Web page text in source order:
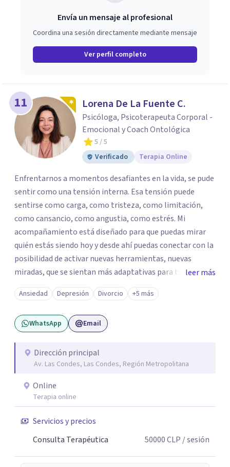
Envía un mensaje al profesional
Coordina una sesión directamente mediante mensaje
Ver perfil completo
11 Lorena De La Fuente C.
Psicóloga, Psicoterapeuta Corporal -
Emocional y Coach Ontológica
5 / 5
Verificado
Terapia Online
Enfrentarnos a momentos desafiantes en la vida, se pude
sentir como una tensión interna. Esa tensión puede
sentirse como carga, como tristeza, como limitación,
como cansancio, como angustia, como estrés. Mi
acompañamiento está diseñado para que puedas mirar
quién estás siendo hoy y desde ahí puedas conectar con la
posibilidad de activar nuevas herramientas, nuevas
miradas, que se sientan más adaptativas para ti y para la
forma en la que quieres vivir todos los ámbitos de tu vida.
Así también, para que puedas recordar tu valor interior,
para que logres re conocerte y confiar en tus talentos y
dar pasos firmes hacia los cambios que deseas tanto en el
Fuente, Psicóloga, Psicoterapeuta Corporal - Emocional
y Coach Ontológica y estoy disponible para acompañarte
juntos hacia el futuro que deseas.
leer más
Ansiedad Depresión Divorcio +5 más
WhatsApp Email
Dirección principal
Av. Las Condes, Las Condes, Región Metropolitana
Online
Terapia online
Servicios y precios
Consulta Terapéutica
50000CLP / sesión